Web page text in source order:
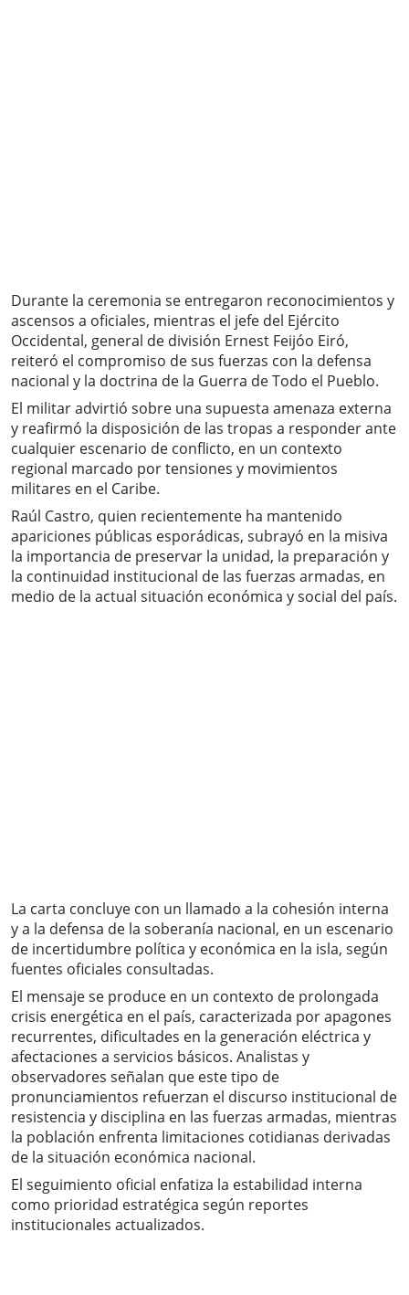
Durante la ceremonia se entregaron reconocimientos y
ascensos a oficiales, mientras el jefe del Ejército
Occidental, general de división Ernest Feijóo Eiró,
reiteró el compromiso de sus fuerzas con la defensa
nacional y la doctrina de la Guerra de Todo el Pueblo.
El militar advirtió sobre una supuesta amenaza externa
y reafirmó la disposición de las tropas a responder ante
cualquier escenario de conflicto, en un contexto
regional marcado por tensiones y movimientos
militares en el Caribe.
Raúl Castro, quien recientemente ha mantenido
apariciones públicas esporádicas, subrayó en la misiva
la importancia de preservar la unidad, la preparación y
la continuidad institucional de las fuerzas armadas, en
medio de la actual situación económica y social del país.
La carta concluye con un llamado a la cohesión interna
y a la defensa de la soberanía nacional, en un escenario
de incertidumbre política y económica en la isla, según
fuentes oficiales consultadas.
El mensaje se produce en un contexto de prolongada
crisis energética en el país, caracterizada por apagones
recurrentes, dificultades en la generación eléctrica y
afectaciones a servicios básicos. Analistas y
observadores señalan que este tipo de
pronunciamientos refuerzan el discurso institucional de
resistencia y disciplina en las fuerzas armadas, mientras
la población enfrenta limitaciones cotidianas derivadas
de la situación económica nacional.
El seguimiento oficial enfatiza la estabilidad interna
como prioridad estratégica según reportes
institucionales actualizados.